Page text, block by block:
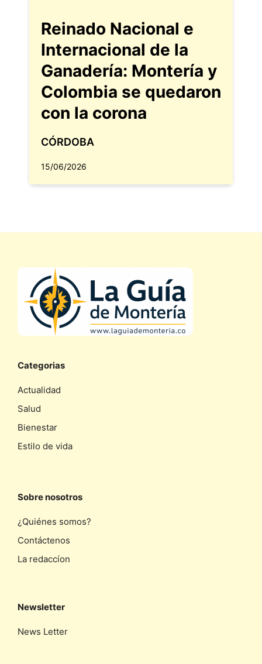
Reinado Nacional e
Internacional de la
Ganadería: Montería y
Colombia se quedaron
con la corona
CÓRDOBA
15/06/2026
Categorias
Actualidad
Salud
Bienestar
Estilo de vida
Sobre nosotros
¿Quiénes somos?
Contáctenos
La redaccíon
Newsletter
News Letter